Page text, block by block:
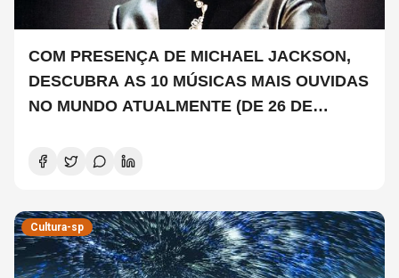
COM PRESENÇA DE MICHAEL JACKSON,
DESCUBRA AS 10 MÚSICAS MAIS OUVIDAS
NO MUNDO ATUALMENTE (DE 26 DE
Cultura-sp